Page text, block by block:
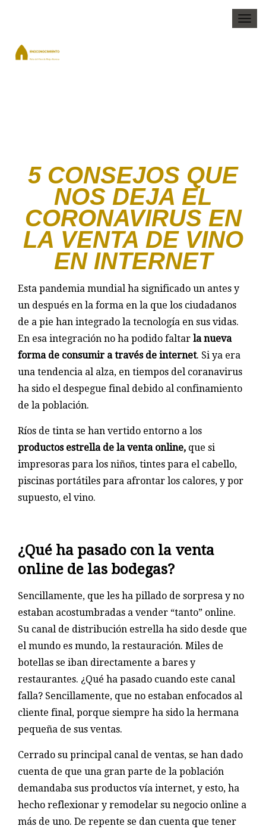
5 CONSEJOS QUE
NOS DEJA EL
CORONAVIRUS EN
LA VENTA DE VINO
EN INTERNET
Esta pandemia mundial ha significado un antes y
un después en la forma en la que los ciudadanos
de a pie han integrado la tecnología en sus vidas.
En esa integración no ha podido faltar la nueva
forma de consumir a través de internet. Si ya era
una tendencia al alza, en tiempos del coranavirus
ha sido el despegue final debido al confinamiento
de la población.
Ríos de tinta se han vertido entorno a los
productos estrella de la venta online, que si
impresoras para los niños, tintes para el cabello,
piscinas portátiles para afrontar los calores, y por
supuesto, el vino.
¿Qué ha pasado con la venta
online de las bodegas?
Sencillamente, que les ha pillado de sorpresa y no
estaban acostumbradas a vender “tanto” online.
Su canal de distribución estrella ha sido desde que
el mundo es mundo, la restauración. Miles de
botellas se iban directamente a bares y
restaurantes. ¿Qué ha pasado cuando este canal
falla? Sencillamente, que no estaban enfocados al
cliente final, porque siempre ha sido la hermana
pequeña de sus ventas.
Cerrado su principal canal de ventas, se han dado
cuenta de que una gran parte de la población
demandaba sus productos vía internet, y esto, ha
hecho reflexionar y remodelar su negocio online a
más de uno. De repente se dan cuenta que tener